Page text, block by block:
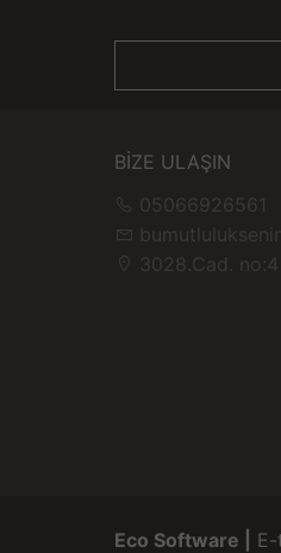
BİZE ULAŞIN
05066926561
3028.Cad. no:4
Eco Software |